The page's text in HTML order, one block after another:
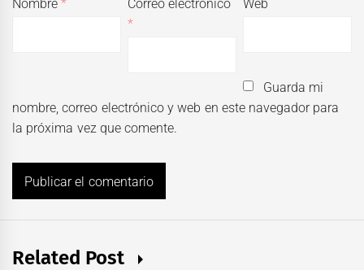
Nombre*
Correo electrónico
*
Web
Guarda mi
nombre, correo electrónico y web en este navegador para
la próxima vez que comente.
Related Post